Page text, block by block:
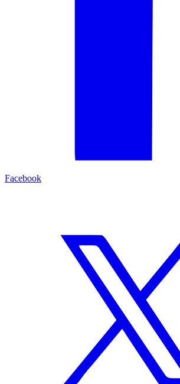
Facebook